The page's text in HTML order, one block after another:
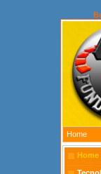
Home
Home